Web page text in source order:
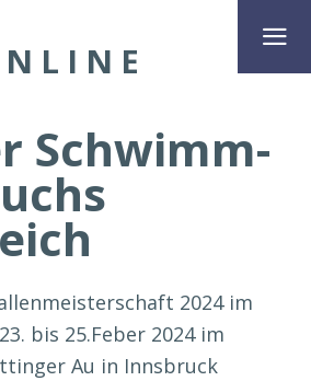
Schwimm-
2024 im
bis 25.Feber 2024 im
Au in Innsbruck